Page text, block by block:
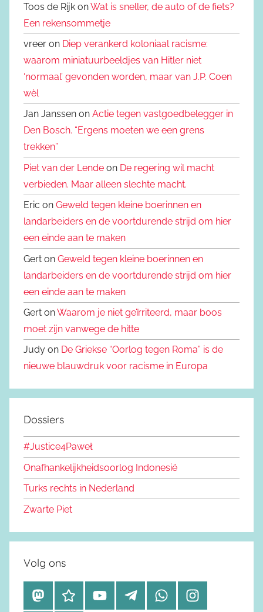
Toos de Rijk onWat is sneller, de auto of de fiets?
Een rekensommetje
vreer on Diep verankerd koloniaal racisme:
waarom miniatuurbeeldjes van Hitler niet
‘normaal’ gevonden worden, maar van J.P. Coen
wèl
Jan Janssen on Actie tegen vastgoedbelegger in
Den Bosch. “Ergens moeten we een grens
trekken”
Piet van der Lende on De regering wil macht
verbieden. Maar alleen slechte macht.
Eric on Geweld tegen kleine boerinnen en
landarbeiders en de voortdurende strijd om hier
een einde aan te maken
Gert on Geweld tegen kleine boerinnen en
landarbeiders en de voortdurende strijd om hier
een einde aan te maken
Gert onWaarom je niet geïrriteerd, maar boos
moet zijn vanwege de hitte
Judy on De Griekse “Oorlog tegen Roma” is de
nieuwe blauwdruk voor racisme in Europa
Dossiers
#Justice4Paweł
Onafhankelijkheidsoorlog Indonesië
Turks rechts in Nederland
Zwarte Piet
Volg ons
M
B
Y
T
W
I